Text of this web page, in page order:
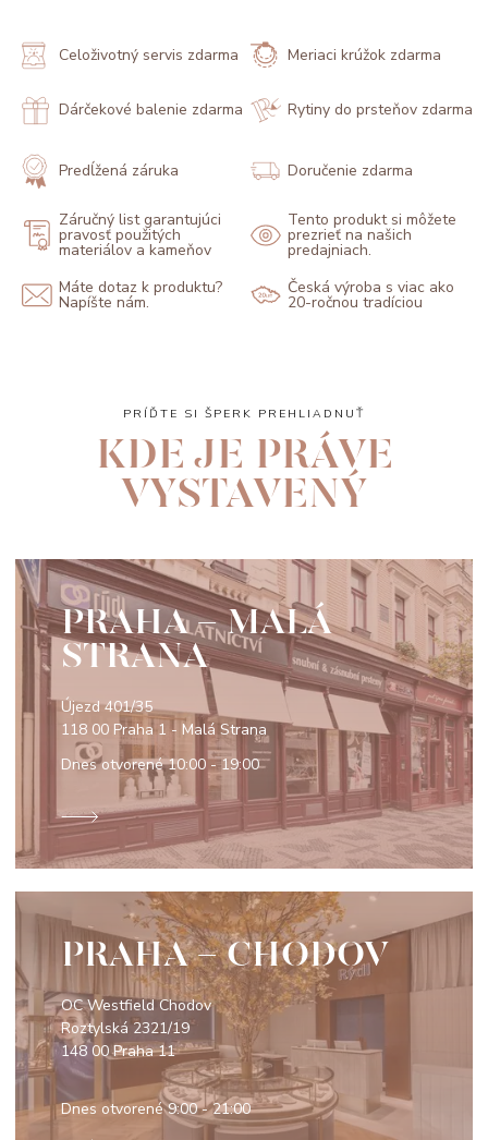
Celoživotný servis zdarma Meriaci krúžok zdarma
Dárčekové balenie zdarma Rytiny do prsteňov zdarma
Predĺžená záruka Doručenie zdarma
Záručný list garantujúci
pravosť použitých
materiálov a kameňov
Tento produkt si môžete
prezrieť na našich
predajniach.
Máte dotaz k produktu?
Napíšte nám.
Česká výroba s viac ako
20-ročnou tradíciou
PRÍĎTE SI ŠPERK PREHLIADNUŤ
KDE JE PRÁVE
VYSTAVENÝ
PRAHA - MALÁ
STRANA
Újezd 401/35
118 00 Praha 1 - Malá Strana
Dnes otvorené10:00 - 19:00
PRAHA - CHODOV
OC Westfield Chodov
Roztylská 2321/19
148 00 Praha 11
Dnes otvorené9:00 - 21:00